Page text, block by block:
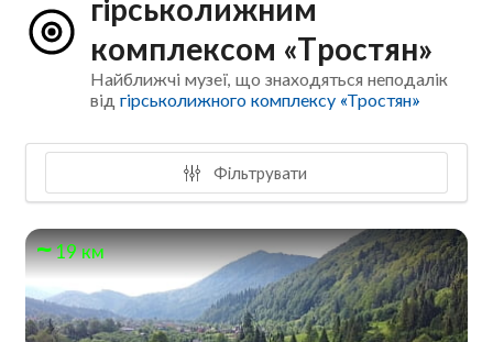
гірськолижним
комплексом «Тростян»
Найближчі музеї, що знаходяться неподалік
відгірськолижного комплексу «Тростян»
Фільтрувати
19 км